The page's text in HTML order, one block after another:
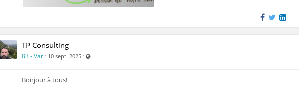
ENJEUX CLES QUI NE DOIVENT PAS RESTER SANS SOLUTIONS !
Je serais ravi d’échanger avec vous pour explorer comment mes compétences pourraient
Je reste disponible pour une rencontre ou un appel afin d’en discuter plus en détail.
TP Consulting
83 - Var · 10 sept. 2025 ·
Bonjour à tous!